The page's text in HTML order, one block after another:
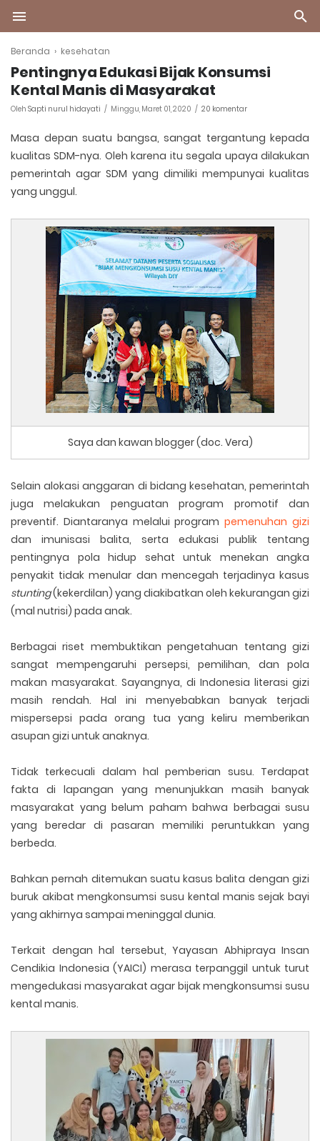
Beranda › kesehatan
Pentingnya Edukasi Bijak Konsumsi
Kental Manis di Masyarakat
Oleh Sapti nurul hidayati Minggu, Maret 01, 2020 20 komentar
Masa depan suatu bangsa, sangat tergantung kepada
kualitas SDM-nya. Oleh karena itu segala upaya dilakukan
pemerintah agar SDM yang dimiliki mempunyai kualitas
yang unggul.
Saya dan kawan blogger (doc. Vera)
Selain alokasi anggaran di bidang kesehatan, pemerintah
juga melakukan penguatan program promotif dan
preventif. Diantaranya melalui programpemenuhan gizi
dan imunisasi balita, serta edukasi publik tentang
pentingnya pola hidup sehat untuk menekan angka
penyakit tidak menular dan mencegah terjadinya kasus
stunting(kekerdilan) yang diakibatkan oleh kekurangan gizi
(mal nutrisi) pada anak.
Berbagai riset membuktikan pengetahuan tentang gizi
sangat mempengaruhi persepsi, pemilihan, dan pola
makan masyarakat. Sayangnya, di Indonesia literasi gizi
masih rendah. Hal ini menyebabkan banyak terjadi
mispersepsi pada orang tua yang keliru memberikan
asupan gizi untuk anaknya.
Tidak terkecuali dalam hal pemberian susu. Terdapat
fakta di lapangan yang menunjukkan masih banyak
masyarakat yang belum paham bahwa berbagai susu
yang beredar di pasaran memiliki peruntukkan yang
berbeda.
Bahkan pernah ditemukan suatu kasus balita dengan gizi
buruk akibat mengkonsumsi susu kental manis sejak bayi
yang akhirnya sampai meninggal dunia.
Terkait dengan hal tersebut, Yayasan Abhipraya Insan
Cendikia Indonesia (YAICI) merasa terpanggil untuk turut
mengedukasi masyarakat agar bijak mengkonsumsi susu
kental manis.